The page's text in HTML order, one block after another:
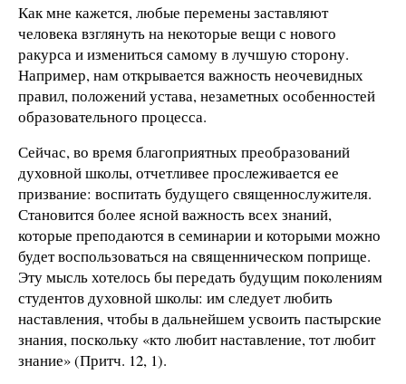
Как мне кажется, любые перемены заставляют
человека взглянуть на некоторые вещи с нового
ракурса и измениться самому в лучшую сторону.
Например, нам открывается важность неочевидных
правил, положений устава, незаметных особенностей
образовательного процесса.
Сейчас, во время благоприятных преобразований
духовной школы, отчетливее прослеживается ее
призвание: воспитать будущего священнослужителя.
Становится более ясной важность всех знаний,
которые преподаются в семинарии и которыми можно
будет воспользоваться на священническом поприще.
Эту мысль хотелось бы передать будущим поколениям
студентов духовной школы: им следует любить
наставления, чтобы в дальнейшем усвоить пастырские
знания, поскольку «кто любит наставление, тот любит
знание» (Притч. 12, 1).